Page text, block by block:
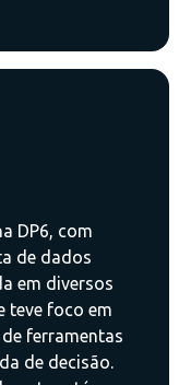
DP6, com
de dados
em diversos
teve foco em
ferramentas
de decisão.